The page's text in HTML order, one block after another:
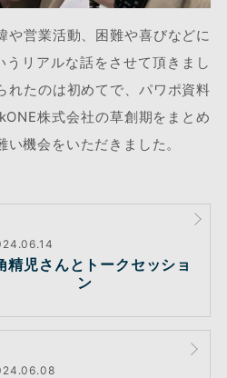
や営業活動、困難や喜びなどに
リアルな話をさせて頂きまし
れたのは初めてで、パワポ資料
株式会社の草創期をまとめ
機会をいただきました。
精児さんとトークセッショ
ン